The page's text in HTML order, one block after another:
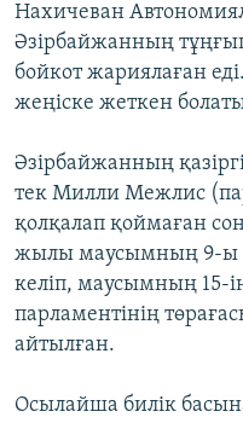
Нахичеван
Әзірбайжанның
бойкот жариялаған
жеңіске жеткен
Әзірбайжанның
тек Милли Межлис
қолқалап қоймаған
жылы маусымның 9-ы
келіп, маусымның 15-
парламентінің
айтылған.
Осылайша билік